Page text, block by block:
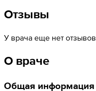
Отзывы
У врача еще нет отзывов
О враче
Общая информация